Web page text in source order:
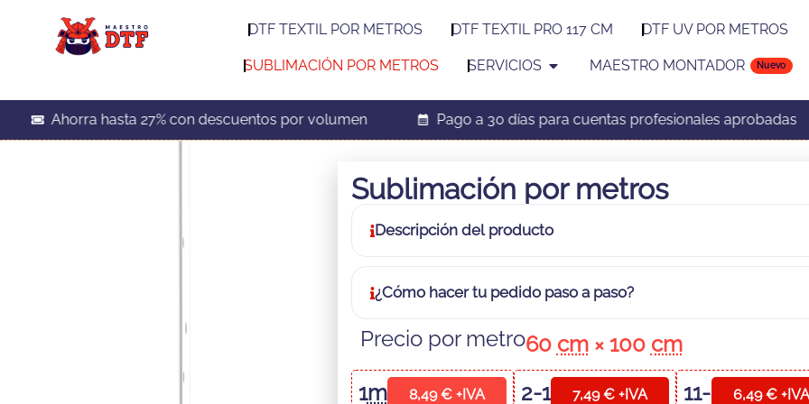
DTF TEXTIL POR METROS DTF TEXTIL PRO 117 CM DTF UV POR METROS
SUBLIMACIÓN POR METROS SERVICIOS MAESTRO MONTADOR Nuevo
Ahorra hasta 27% con descuentos por volumen Pago a 30 días para cuentas profesionales aprobadas
Sublimación por metros
Descripción del producto
¿Cómo hacer tu pedido paso a paso?
Precio por metro60 cm× 100 cm
1m. 8,49 € +IVA 2-10 m.
7,49 € +IVA 11-20m.
6,49 €